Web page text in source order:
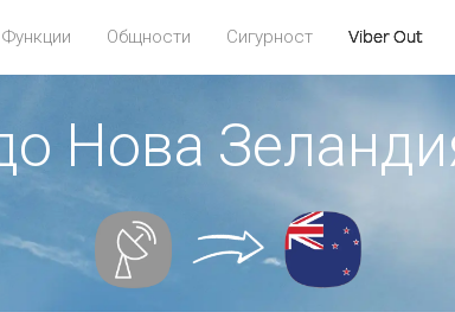
Функции Общности Сигурност Viber Out
Нова